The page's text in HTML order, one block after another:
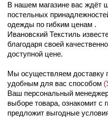
В нашем магазине вас ждёт
постельных
одежды по гибким ценам .
Ивановский Текстиль
благодаря своей
доступной цене.
Мы осуществляем доставку
удобным для вас способом
Ваш персональный
выборе товара, ознакомит с
предложит выгодные